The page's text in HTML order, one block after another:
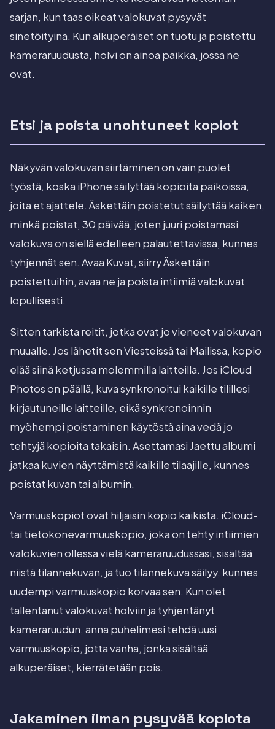
sarjan, kun taas oikeat valokuvat pysyvät
sinetöityinä. Kun alkuperäiset on tuotu ja poistettu
kameraruudusta, holvi on ainoa paikka, jossa ne
ovat.
Etsi ja poista unohtuneet kopiot
Näkyvän valokuvan siirtäminen on vain puolet
työstä, koska iPhone säilyttää kopioita paikoissa,
joita et ajattele. Äskettäin poistetut säilyttää kaiken,
minkä poistat, 30 päivää, joten juuri poistamasi
valokuva on siellä edelleen palautettavissa, kunnes
tyhjennät sen. Avaa Kuvat, siirry Äskettäin
poistettuihin, avaa ne ja poista intiimiä valokuvat
lopullisesti.
Sitten tarkista reitit, jotka ovat jo vieneet valokuvan
muualle. Jos lähetit sen Viesteissä tai Mailissa, kopio
elää siinä ketjussa molemmilla laitteilla. Jos iCloud
Photos on päällä, kuva synkronoitui kaikille tilillesi
kirjautuneille laitteille, eikä synkronoinnin
myöhempi poistaminen käytöstä aina vedä jo
tehtyjä kopioita takaisin. Asettamasi Jaettu albumi
jatkaa kuvien näyttämistä kaikille tilaajille, kunnes
poistat kuvan tai albumin.
Varmuuskopiot ovat hiljaisin kopio kaikista. iCloud-
tai tietokonevarmuuskopio, joka on tehty intiimien
valokuvien ollessa vielä kameraruudussasi, sisältää
niistä tilannekuvan, ja tuo tilannekuva säilyy, kunnes
uudempi varmuuskopio korvaa sen. Kun olet
tallentanut valokuvat holviin ja tyhjentänyt
kameraruudun, anna puhelimesi tehdä uusi
varmuuskopio, jotta vanha, jonka sisältää
alkuperäiset, kierrätetään pois.
Jakaminen ilman pysyvää kopiota